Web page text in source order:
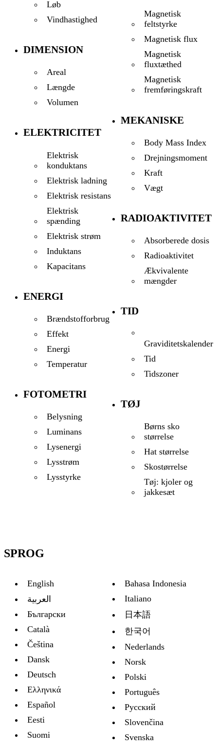
Løb
Vindhastighed
DIMENSION
Areal
Længde
Volumen
ELEKTRICITET
Elektrisk
konduktans
Elektrisk ladning
Elektrisk resistans
Elektrisk
spænding
Elektrisk strøm
Induktans
Kapacitans
ENERGI
Brændstofforbrug
Effekt
Energi
Temperatur
FOTOMETRI
Belysning
Luminans
Lysenergi
Lysstrøm
Lysstyrke
Magnetisk
feltstyrke
Magnetisk flux
Magnetisk
fluxtæthed
Magnetisk
fremføringskraft
MEKANISKE
Body Mass Index
Drejningsmoment
Kraft
Vægt
RADIOAKTIVITET
Absorberede dosis
Radioaktivitet
Ækvivalente
mængder
TID
Graviditetskalender
Tid
Tidszoner
TØJ
Børns sko
størrelse
Hat størrelse
Skostørrelse
Tøj: kjoler og
jakkesæt
SPROG
English
العربية
Български
Català
Čeština
Dansk
Deutsch
Ελληνικά
Español
Eesti
Suomi
Bahasa Indonesia
Italiano
日本語
한국어
Nederlands
Norsk
Polski
Português
Русский
Slovenčina
Svenska